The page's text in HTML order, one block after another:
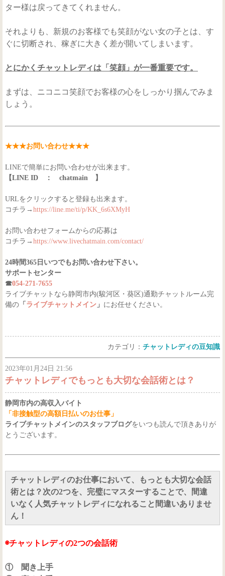
ター様は戻ってきてくれません。
それよりも、新規のお客様でも笑顔がない女の子とは、す
ぐに切断され、稼ぎに大きく差が開いてしまいます。
とにかくチャットレディは「笑顔」が一番重要です。
まずは、ニコニコ笑顔でお客様の心をしっかり掴んでみま
しょう。
★★★お問い合わせ★★★
LINEで簡単にお問い合わせが出来ます。
【LINE ID ： chatmain 】
URLをクリックすると登録も出来ます。
コチラ→ https://line.me/ti/p/KK_6s6XMyH
お問い合わせフォームからの応募は
コチラ→ https://www.livechatmain.com/contact/
24時間365日いつでもお問い合わせ下さい。
サポートセンター
☎054-271-7655
ライブチャットなら静岡市内(駿河区・葵区)通勤チャットルーム完
備の 「 ライブチャットメイン 」 にお任せください。
カテゴリ： チャットレディの豆知識
2023年01月24日 21:56
チャットレディでもっとも大切な会話術とは？
静岡市内の高収入バイト
「非接触型の高額日払いのお仕事」
ライブチャットメインのスタッフブログをいつも読んで頂きありが
とうございます。
チャットレディのお仕事において、もっとも大切な会話
術とは？次の2つを、完璧にマスターすることで、間違
いなく人気チャットレディになれること間違いありませ
ん！
◉チャットレディの2つの会話術
① 聞き上手